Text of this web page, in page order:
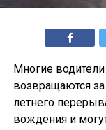
Многие
возвращаются
летнего
вождения и